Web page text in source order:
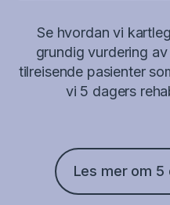
Se hvordan vi
grundig vurdering
tilreisende pasienter
vi 5 dagers
Les mer om 5